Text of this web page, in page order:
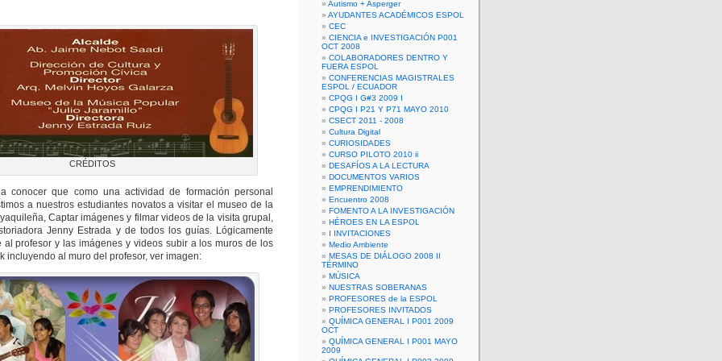
CRÉDITOS
conocer que como una actividad de formación personal
a nuestros estudiantes novatos a visitar el museo de la
Captar imágenes y filmar videos de la visita grupal,
Jenny Estrada y de todos los guías. Lógicamente
al profesor y las imágenes y videos subir a los muros de los
incluyendo al muro del profesor, ver imagen:
Autismo + Asperger
AYUDANTES ACADÉMICOS ESPOL
CEC
CIENCIA e INVESTIGACIÓN P001
OCT 2008
COLABORADORES DENTRO Y
FUERA ESPOL
CONFERENCIAS MAGISTRALES
ESPOL / ECUADOR
CPQG I G#3 2009 I
CPQG I P21 Y P71 MAYO 2010
CSECT 2011 - 2008
Cultura Digital
CURIOSIDADES
CURSO PILOTO 2010 ii
DESAFÍOS A LA LECTURA
DOCUMENTOS VARIOS
EMPRENDIMIENTO
Encuentro 2008
FOMENTO A LA INVESTIGACIÓN
HÉROES EN LA ESPOL
I INVITACIONES
Medio Ambiente
MESAS DE DIÁLOGO 2008 II
TÉRMINO
MÚSICA
NUESTRAS SOBERANAS
PROFESORES de la ESPOL
PROFESORES INVITADOS
QUÍMICA GENERAL I P001 2009
OCT
QUÍMICA GENERAL I P001 MAYO
2009